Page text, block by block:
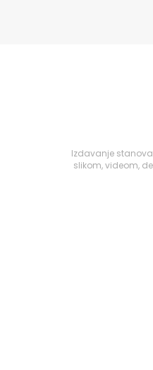
Izdavanje stanova
slikom, videom,